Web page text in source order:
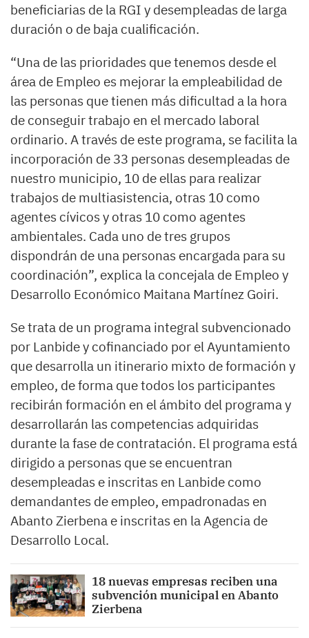
beneficiarias de la RGI y desempleadas de larga
duración o de baja cualificación.
“Una de las prioridades que tenemos desde el
área de Empleo es mejorar la empleabilidad de
las personas que tienen más dificultad a la hora
de conseguir trabajo en el mercado laboral
ordinario. A través de este programa, se facilita la
incorporación de 33 personas desempleadas de
nuestro municipio, 10 de ellas para realizar
trabajos de multiasistencia, otras 10 como
agentes cívicos y otras 10 como agentes
ambientales. Cada uno de tres grupos
dispondrán de una personas encargada para su
coordinación”, explica la concejala de Empleo y
Desarrollo Económico Maitana Martínez Goiri.
Se trata de un programa integral subvencionado
por Lanbide y cofinanciado por el Ayuntamiento
que desarrolla un itinerario mixto de formación y
empleo, de forma que todos los participantes
recibirán formación en el ámbito del programa y
desarrollarán las competencias adquiridas
durante la fase de contratación. El programa está
dirigido a personas que se encuentran
desempleadas e inscritas en Lanbide como
demandantes de empleo, empadronadas en
Abanto Zierbena e inscritas en la Agencia de
Desarrollo Local.
18 nuevas empresas reciben una
subvención municipal en Abanto
Zierbena